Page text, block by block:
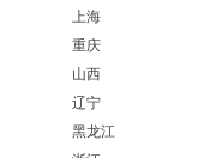
上海
重庆
山西
辽宁
黑龙江